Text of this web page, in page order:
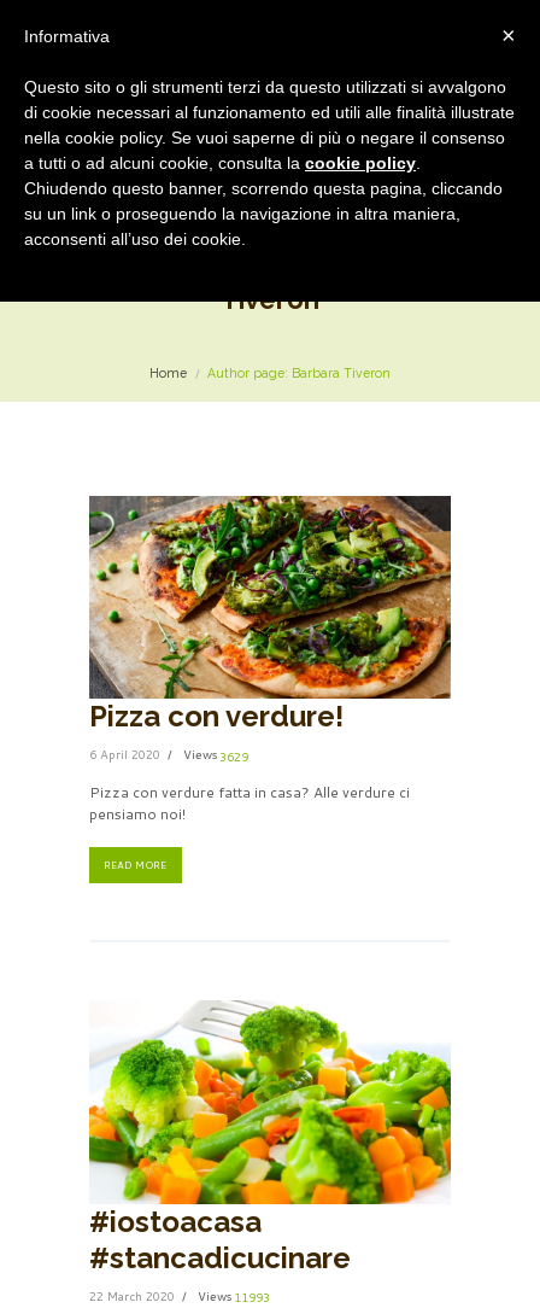
Lavorazione Verdure Legumi e Cereali
Tiveron
Home Author page: Barbara Tiveron
Pizza con verdure!
6 April 2020 Views 3629
Pizza con verdure fatta in casa? Alle verdure ci
pensiamo noi!
READ MORE
#iostoacasa
#stancadicucinare
22 March 2020 Views 11993
×
Informativa
Questo sito o gli strumenti terzi da questo utilizzati si avvalgono
di cookie necessari al funzionamento ed utili alle finalità illustrate
nella cookie policy. Se vuoi saperne di più o negare il consenso
a tutti o ad alcuni cookie, consulta la cookie policy
Chiudendo questo banner, scorrendo questa pagina, cliccando
su un link o proseguendo la navigazione in altra maniera,
acconsenti all’uso dei cookie.